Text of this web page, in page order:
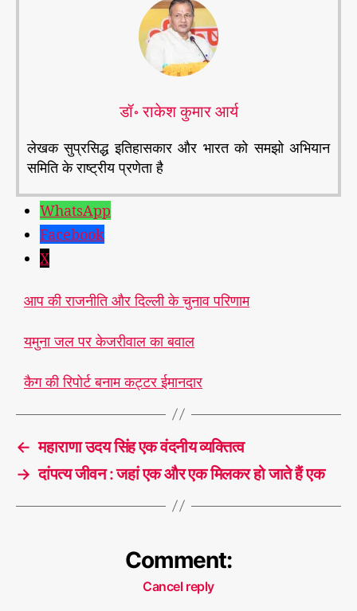
डॉ॰ राकेश कुमार आर्य
लेखक सुप्रसिद्ध इतिहासकार और भारत को समझो अभियान
समिति के राष्ट्रीय प्रणेता है
WhatsApp
Facebook
X
आप की राजनीति और दिल्ली के चुनाव परिणाम
यमुना जल पर केजरीवाल का बवाल
कैग की रिपोर्ट बनाम कट्टर ईमानदार
← महाराणा उदय सिंह एक वंदनीय व्यक्तित्व
→ दांपत्य जीवन : जहां एक और एक मिलकर हो जाते हैं एक
Comment:
Cancel reply